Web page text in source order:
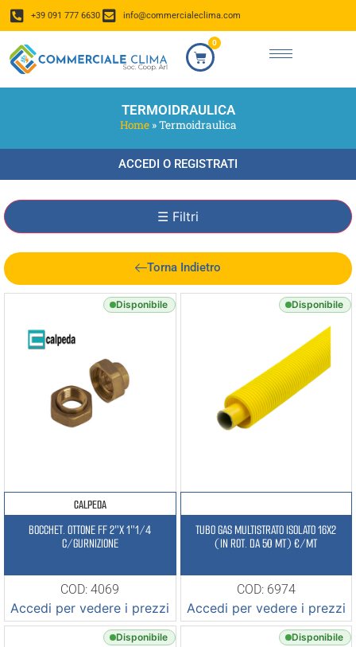
+39 091 777 6630 info@commercialeclima.com
0
TERMOIDRAULICA
Home»Termoidraulica
ACCEDI O REGISTRATI
Torna Indietro
☰ Filtri
Disponibile
CALPEDA
BOCCHET. OTTONE FF 2″X 1″1/4
C/GURNIZIONE
COD: 4069
Accedi per vedere i prezzi
Disponibile
TUBO GAS MULTISTRATO ISOLATO 16X2
(IN ROT. DA 50 MT) €/MT
COD: 6974
Accedi per vedere i prezzi
Disponibile Disponibile